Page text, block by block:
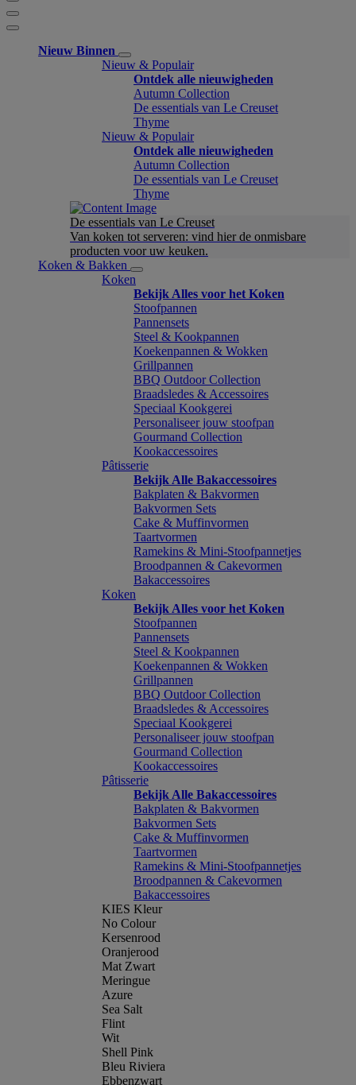
Nieuw Binnen
Nieuw & Populair
Ontdek alle nieuwigheden
Autumn Collection
De essentials van Le Creuset
Thyme
Nieuw & Populair
Ontdek alle nieuwigheden
Autumn Collection
De essentials van Le Creuset
Thyme
De essentials van Le Creuset
Van koken tot serveren: vind hier de onmisbare
producten voor uw keuken.
Koken & Bakken
Koken
Bekijk Alles voor het Koken
Stoofpannen
Pannensets
Steel & Kookpannen
Koekenpannen & Wokken
Grillpannen
BBQ Outdoor Collection
Braadsledes & Accessoires
Speciaal Kookgerei
Personaliseer jouw stoofpan
Gourmand Collection
Kookaccessoires
Pâtisserie
Bekijk Alle Bakaccessoires
Bakplaten & Bakvormen
Bakvormen Sets
Cake & Muffinvormen
Taartvormen
Ramekins & Mini-Stoofpannetjes
Broodpannen & Cakevormen
Bakaccessoires
Koken
Bekijk Alles voor het Koken
Stoofpannen
Pannensets
Steel & Kookpannen
Koekenpannen & Wokken
Grillpannen
BBQ Outdoor Collection
Braadsledes & Accessoires
Speciaal Kookgerei
Personaliseer jouw stoofpan
Gourmand Collection
Kookaccessoires
Pâtisserie
Bekijk Alle Bakaccessoires
Bakplaten & Bakvormen
Bakvormen Sets
Cake & Muffinvormen
Taartvormen
Ramekins & Mini-Stoofpannetjes
Broodpannen & Cakevormen
Bakaccessoires
KIES Kleur
No Colour
Kersenrood
Oranjerood
Mat Zwart
Meringue
Azure
Sea Salt
Flint
Wit
Shell Pink
Bleu Riviera
Ebbenzwart